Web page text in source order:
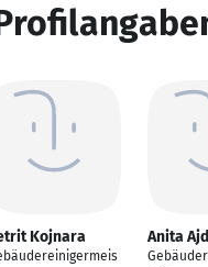
Kojnara Anita